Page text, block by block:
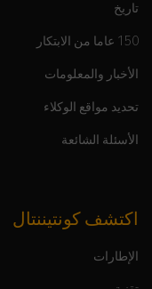
تاريخ
150 عاما من الابتكار
الأخبار والمعلومات
تحديد مواقع الوكلاء
الأسئلة الشائعة
اكتشف كونتيننتال
الإطارات